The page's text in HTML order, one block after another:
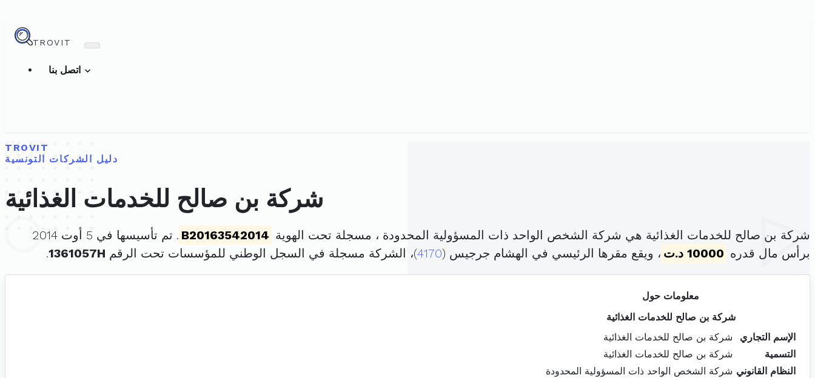
TROVIT
TROVIT
دليل الشركات التونسية
شركة بن صالح للخدمات الغذائية
شركة بن صالح للخدمات الغذائية هي شركة الشخص الواحد ذات المسؤولية المحدودة ، مسجلة تحت الهوية B20163542014
. تم تأسيسها في 5 أوت 2014
برأس مال قدره 10000 د.ت ، ويقع مقرها الرئيسي في الهشام جرجيس (4170)، الشركة مسجلة في السجل الوطني للمؤسسات تحت الرقم 1361057H
.
معلومات حول
شركة بن صالح للخدمات الغذائية
الإسم التجاري
شركة بن صالح للخدمات الغذائية
التسمية
شركة بن صالح للخدمات الغذائية
النظام القانوني شركة الشخص الواحد ذات المسؤولية المحدودة